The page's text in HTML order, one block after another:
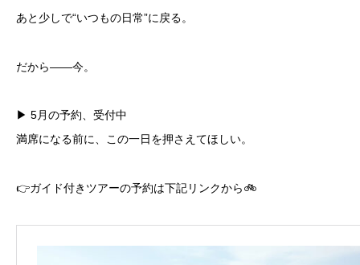
あと少しで“いつもの日常”に戻る。
だから――今。
▶︎ 5月の予約、受付中
満席になる前に、この一日を押さえてほしい。
👉ガイド付きツアーの予約は下記リンクから🚲